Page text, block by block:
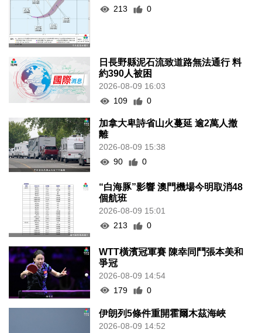
213
0
日長野縣泥石流致道路無法通行 料
約390人被困
2026-08-09 16:03
109
0
加拿大卑詩省山火蔓延 逾2萬人撤
離
2026-08-09 15:38
90
0
“白海豚”影響 澳門機場今明取消48
個航班
2026-08-09 15:01
213
0
WTT橫濱冠軍賽 陳幸同鬥張本美和
爭冠
2026-08-09 14:54
179
0
伊朗列5條件重開霍爾木茲海峽
2026-08-09 14:52